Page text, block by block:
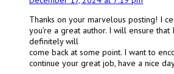
Thanks on your marvelous posting! I
you’re a great author. I will ensure
definitely will
come back at some point. I want to
continue your great job, have a nice